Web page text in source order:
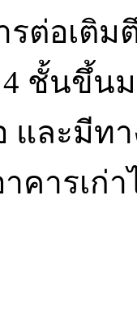
รต่อเติ
4 ชั้นขึ้น
และมีท
คารเก่